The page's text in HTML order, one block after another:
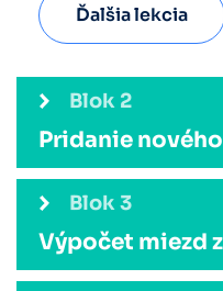
Ďalšia lekcia
Blok 2
Pridanie
Mzdy v Money S3
Blok 3
Výpočet miezd